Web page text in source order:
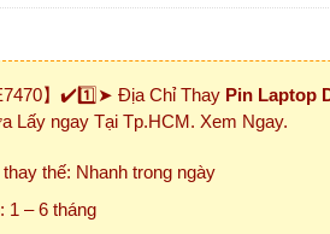
】✔️1️⃣➤ Địa Chỉ Thay Pin Laptop
Lấy ngay Tại Tp.HCM. Xem Ngay.
thế: Nhanh trong ngày
1 – 6 tháng